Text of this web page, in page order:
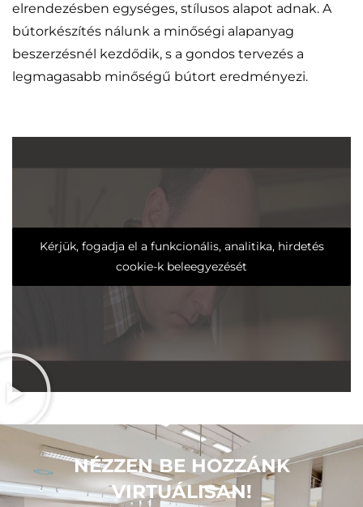
elrendezésben egységes, stílusos alapot adnak. A
bútorkészítés nálunk a minőségi alapanyag
beszerzésnél kezdődik, s a gondos tervezés a
legmagasabb minőségű bútort eredményezi.
Kérjük, fogadja el a funkcionális, analitika, hirdetés
cookie-k beleegyezését
NÉZZEN BE HOZZÁNK
VIRTUÁLISAN!